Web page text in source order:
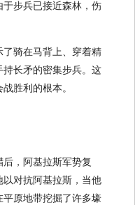
步兵已接近森林，伤
骑在马背上、穿着精
长矛的密集步兵。这
胜利的根本。
，阿基拉斯军势复
对抗阿基拉斯，当他
原地带挖掘了许多壕